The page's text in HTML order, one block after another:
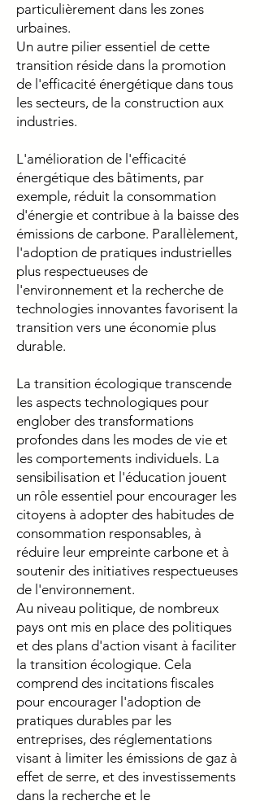
particulièrement dans les zones
urbaines.
Un autre pilier essentiel de cette
transition réside dans la promotion
de l'efficacité énergétique dans tous
les secteurs, de la construction aux
industries.
L'amélioration de l'efficacité
énergétique des bâtiments, par
exemple, réduit la consommation
d'énergie et contribue à la baisse des
émissions de carbone. Parallèlement,
l'adoption de pratiques industrielles
plus respectueuses de
l'environnement et la recherche de
technologies innovantes favorisent la
transition vers une économie plus
durable.
La transition écologique transcende
les aspects technologiques pour
englober des transformations
profondes dans les modes de vie et
les comportements individuels. La
sensibilisation et l'éducation jouent
un rôle essentiel pour encourager les
citoyens à adopter des habitudes de
consommation responsables, à
réduire leur empreinte carbone et à
soutenir des initiatives respectueuses
de l'environnement.
Au niveau politique, de nombreux
pays ont mis en place des politiques
et des plans d'action visant à faciliter
la transition écologique. Cela
comprend des incitations fiscales
pour encourager l'adoption de
pratiques durables par les
entreprises, des réglementations
visant à limiter les émissions de gaz à
effet de serre, et des investissements
dans la recherche et le